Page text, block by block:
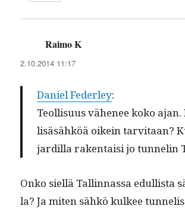
Raimo K
2.10.2014 11:17
Daniel Fed­er­ley:
Teol­lisu­us vähe­nee koko
lisäsähköä oikein tarvi­taan?
jardil­la rak­en­taisi jo tun­nelin
Onko siel­lä Tallinnas­sa edullista
la? Ja miten sähkö kul­kee